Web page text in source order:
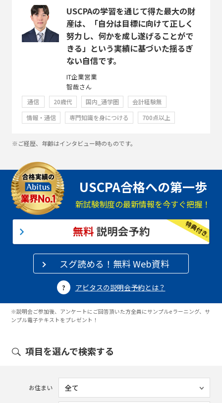
USCPAの学習を通じて得た最大の財
産は、「自分は目標に向けて正しく
努力し、何かを成し遂げることがで
きる」という実績に基づいた揺るぎ
ない自信です。
IT企業営業
智哉さん
通信 20歳代 国内_通学圏
会計経験無
情報・通信
専門知識を身につける 700点以上
※ご経歴、年齢はインタビュー時のものです。
USCPA合格への第一歩
新試験制度の最新情報を今すぐ把握！
スグ読める！無料 Web資料
アビタスの説明会予約とは？
※説明会ご参加後、アンケートにご回答頂いた方全員にサンプルeラーニング、サ
ンプル電子テキストをプレゼント！
項目を選んで検索する
お住まい